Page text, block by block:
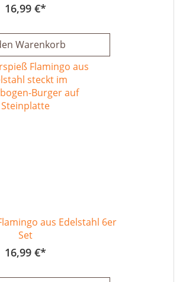
16,99 €
Warenkorb
aus Edelstahl 6er
Set
16,99 €